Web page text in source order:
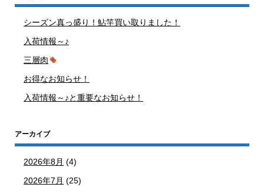
シーズン真っ盛り！鮎竿買い取りました！
入荷情報～♪
三層肉
お得なお知らせ！
入荷情報～♪と重要なお知らせ！
アーカイブ
2026年8月 (4)
2026年7月 (25)